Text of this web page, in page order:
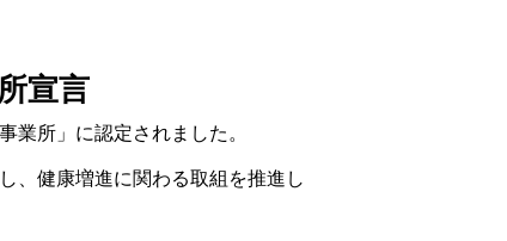
宣言
業所」に認定されました。
、健康増進に関わる取組を推進し